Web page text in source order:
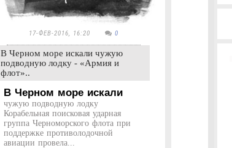
17-ФЕВ-2016, 16:20 0
В Черном море искали чужую
подводную лодку - «Армия и
флот»..
В Черном море искали
чужую подводную лодку
Корабельная поисковая ударная
группа Черноморского флота при
поддержке противолодочной
авиации провела...